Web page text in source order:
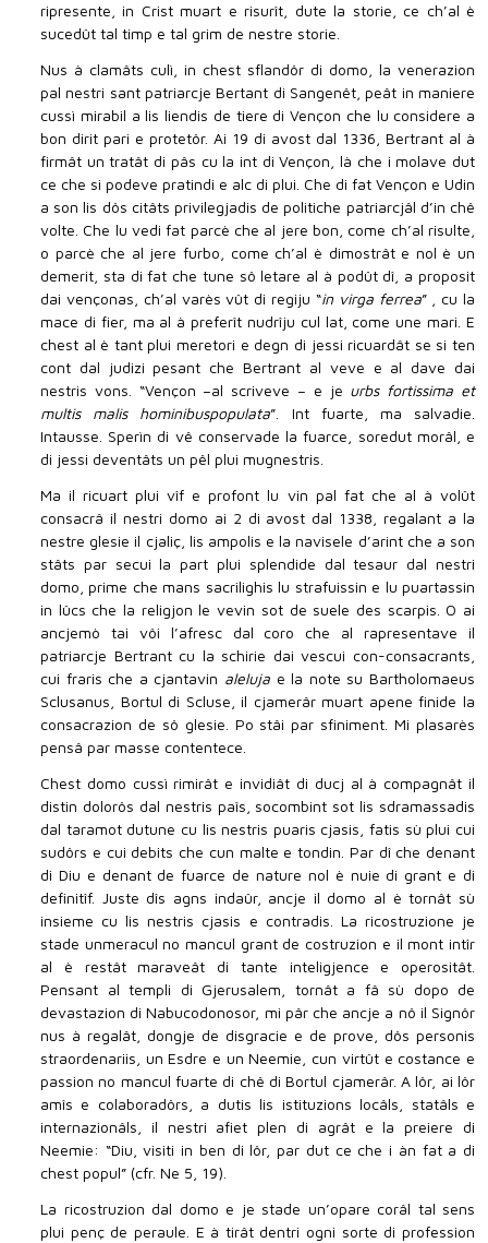
ripresente, in Crist muart e risurît, dute la storie, ce ch’al è
sucedût tal timp e tal grim de nestre storie.
Nus à clamâts culì, in chest sflandôr di domo, la venerazion
pal nestri sant patriarcje Bertant di Sangenêt, peât in maniere
cussì mirabil a lis liendis de tiere di Vençon che lu considere a
bon dirit pari e protetôr. Ai 19 di avost dal 1336, Bertrant al à
firmât un tratât di pâs cu la int di Vençon, là che i molave dut
ce che si podeve pratindi e alc di plui. Che di fat Vençon e Udin
a son lis dôs citâts privilegjadis de politiche patriarcjâl d’in chê
volte. Che lu vedi fat parcè che al jere bon, come ch’al risulte,
o parcè che al jere furbo, come ch’al è dimostrât e nol è un
demerit, sta di fat che tune sô letare al à podût dî, a proposit
dai vençonas, ch’al varès vût di regiju “in virga ferrea” , cu la
mace di fier, ma al à preferît nudrîju cul lat, come une mari. E
chest al è tant plui meretori e degn di jessi ricuardât se si ten
cont dal judizi pesant che Bertrant al veve e al dave dai
nestris vons. “Vençon –al scriveve – e je urbs fortissima et
multis malis hominibuspopulata”. Int fuarte, ma salvadie.
Intausse. Sperìn di vê conservade la fuarce, soredut morâl, e
di jessi deventâts un pêl plui mugnestris.
Ma il ricuart plui vîf e profont lu vin pal fat che al à volût
consacrâ il nestri domo ai 2 di avost dal 1338, regalant a la
nestre glesie il cjaliç, lis ampolis e la navisele d’arint che a son
stâts par secui la part plui splendide dal tesaur dal nestri
domo, prime che mans sacrilighis lu strafuissin e lu puartassin
in lûcs che la religjon le vevin sot de suele des scarpis. O ai
ancjemò tai vôi l’afresc dal coro che al rapresentave il
patriarcje Bertrant cu la schirie dai vescui con-consacrants,
cui fraris che a cjantavin aleluja e la note su Bartholomaeus
Sclusanus, Bortul di Scluse, il cjamerâr muart apene finide la
consacrazion de sô glesie. Po stâi par sfiniment. Mi plasarès
pensâ par masse contentece.
Chest domo cussì rimirât e invidiât di ducj al à compagnât il
distin dolorôs dal nestris paîs, socombint sot lis sdramassadis
dal taramot dutune cu lis nestris puaris cjasis, fatis sù plui cui
sudôrs e cui debits che cun malte e tondin. Par dî che denant
di Diu e denant de fuarce de nature nol è nuie di grant e di
definitîf. Juste dîs agns indaûr, ancje il domo al è tornât sù
insieme cu lis nestris cjasis e contradis. La ricostruzione je
stade unmeracul no mancul grant de costruzion e il mont intîr
al è restât maraveât di tante inteligjence e operositât.
Pensant al templi di Gjerusalem, tornât a fâ sù dopo de
devastazion di Nabucodonosor, mi pâr che ancje a nô il Signôr
nus à regalât, dongje de disgracie e de prove, dôs personis
straordenariis, un Esdre e un Neemie, cun virtût e costance e
passion no mancul fuarte di chê di Bortul cjamerâr. A lôr, ai lôr
amîs e colaboradôrs, a dutis lis istituzions locâls, statâls e
internazionâls, il nestri afiet plen di agrât e la preiere di
Neemie: “Diu, visiti in ben di lôr, par dut ce che i àn fat a di
chest popul” (cfr. Ne 5, 19).
La ricostruzion dal domo e je stade un’opare corâl tal sens
plui penç de peraule. E à tirât dentri ogni sorte di profession